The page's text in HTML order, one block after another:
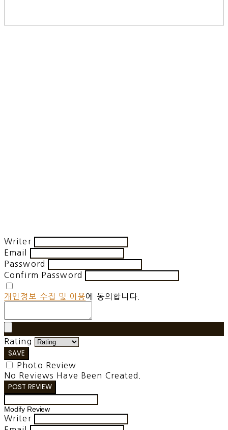
Writer
Email
Password
Confirm Password
개인정보 수집 및 이용에 동의합니다.
Rating
SAVE
Photo Review
No Reviews Have Been Created.
POST REVIEW
Modify Review
Writer